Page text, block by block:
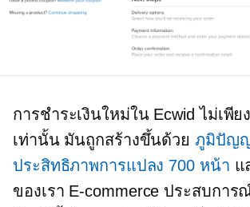
การชำระเงินใหม่ใน Ecwid ไม่เพีย
เท่านั้น มันถูกสร้างขึ้นด้วย ภูมิปัญญ
ประสิทธิภาพการแปลง 700 หน้า แ
ของเรา E-commerce ประสบการ